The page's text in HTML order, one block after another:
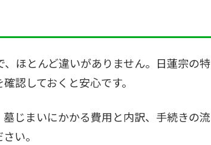
ほとんど違いがありません。日蓮宗の特
認しておくと安心です。
墓じまいにかかる費用と内訳、手続きの流
い。